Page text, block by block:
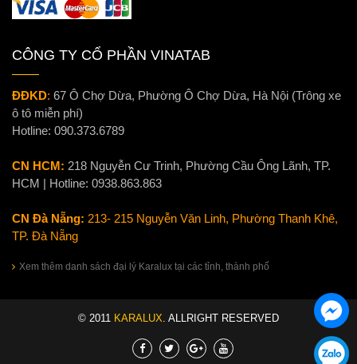
CÔNG TY CỔ PHẦN VINATAB
ĐĐKD: 67 Ô Chợ Dừa, Phường Ô Chợ Dừa, Hà Nội (Trông xe
ô tô miễn phí)
Hotline: 090.373.6789
CN HCM: 218 Nguyễn Cư Trinh, Phường Cầu Ông Lãnh, TP.
HCM | Hotline: 0938.863.863
CN Đà Nẵng: 213- 215 Nguyễn Văn Linh, Phường Thanh Khê,
TP. Đà Nẵng
Xem thêm danh sách đại lý Karalux tại các tỉnh, thành phố
© 2011 KARALUX. ALLRIGHT RESERVED